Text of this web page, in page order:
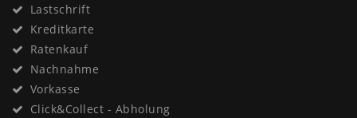
Lastschrift
Kreditkarte
Ratenkauf
Nachnahme
Vorkasse
Click&Collect - Abholung